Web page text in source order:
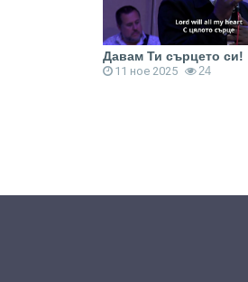
Давам Ти сърцето си!
11 ное 2025 24